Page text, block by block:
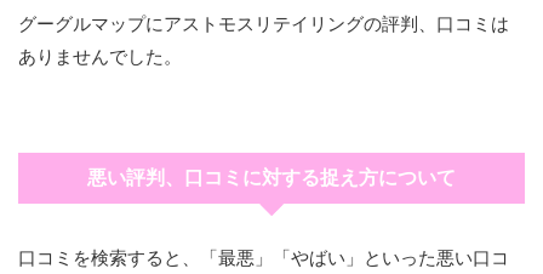
グーグルマップにアストモスリテイリングの評判、口コミは
ありませんでした。
悪い評判、口コミに対する捉え方について
口コミを検索すると、「最悪」「やばい」といった悪い口コ